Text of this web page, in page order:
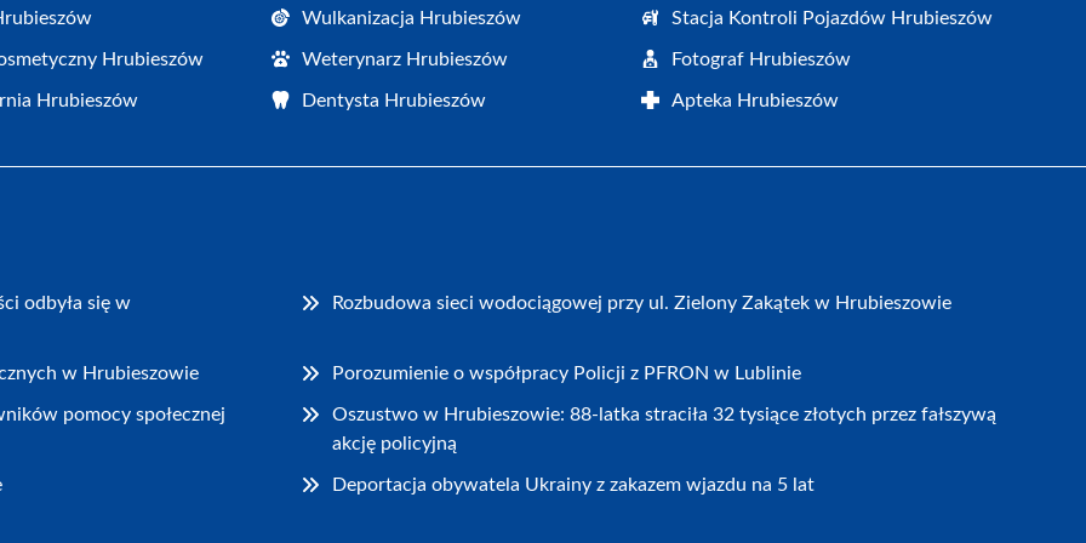
Wulkanizacja Hrubieszów Stacja Kontroli Pojazdów Hrubieszów
Hrubieszów Weterynarz Hrubieszów Fotograf Hrubieszów
Hrubieszów Dentysta Hrubieszów Apteka Hrubieszów
odbyła się w Rozbudowa sieci wodociągowej przy ul. Zielony Zakątek w Hrubieszowie
w Hrubieszowie Porozumienie o współpracy Policji z PFRON w Lublinie
pomocy społecznej
Oszustwo w Hrubieszowie: 88-latka straciła 32 tysiące złotych przez fałszywą
akcję policyjną
Deportacja obywatela Ukrainy z zakazem wjazdu na 5 lat